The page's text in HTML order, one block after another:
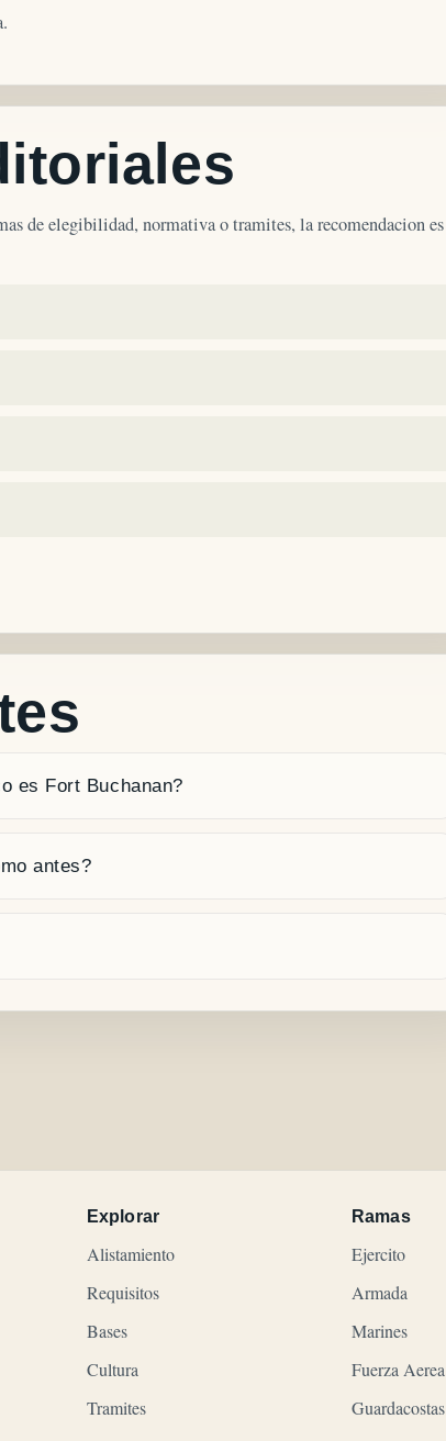
de elegibilidad, normativa o tramites, la recomendacion es
es Fort Buchanan?
antes?
Explorar
Alistamiento
Requisitos
Bases
Cultura
Tramites
Ramas
Ejercito
Armada
Marines
Fuerza Aerea
Guardacostas